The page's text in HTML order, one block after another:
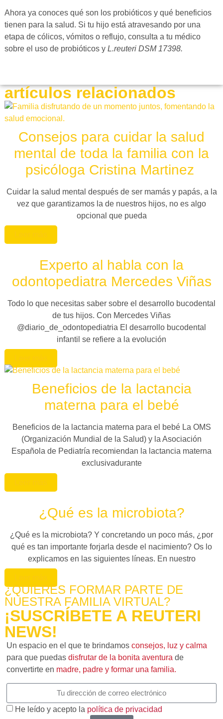
Ahora ya conoces qué son los probióticos y qué beneficios
tienen para la salud. Si tu hijo está atravesando por una
etapa de cólicos, vómitos o reflujo, consulta a tu médico
sobre el uso de probióticos y L.reuteri DSM 17398.
artículos relacionados
Consejos para cuidar la salud
mental de toda la familia con la
psicóloga Cristina Martinez
Cuidar la salud mental después de ser mamás y papás, a la
vez que garantizamos la de nuestros hijos, no es algo
opcional que pueda
Experto al habla con la
odontopediatra Mercedes Viñas
Todo lo que necesitas saber sobre el desarrollo bucodental
de tus hijos. Con Mercedes Viñas
@diario_de_odontopediatria El desarrollo bucodental
infantil se refiere a la evolución
Beneficios de la lactancia
materna para el bebé
Beneficios de la lactancia materna para el bebé La OMS
(Organización Mundial de la Salud) y la Asociación
Española de Pediatría recomiendan la lactancia materna
exclusivadurante
¿Qué es la microbiota?
¿Qué es la microbiota? Y concretando un poco más, ¿por
qué es tan importante forjarla desde el nacimiento? Os lo
explicamos en las siguientes líneas. En nuestro
¿QUIERES FORMAR PARTE DE
NUESTRA FAMILIA VIRTUAL?
¡SUSCRÍBETE A REUTERI
NEWS!
Un espacio en el que te brindamosconsejos, luz y calma
para que puedasdisfrutar de la bonita aventura de
convertirte en madre, padre y formar una familia.
He leído y acepto la política de privacidad